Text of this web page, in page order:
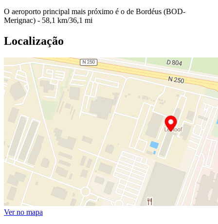
O aeroporto principal mais próximo é o de Bordéus (BOD-
Merignac) - 58,1 km/36,1 mi
Localização
Ver no mapa